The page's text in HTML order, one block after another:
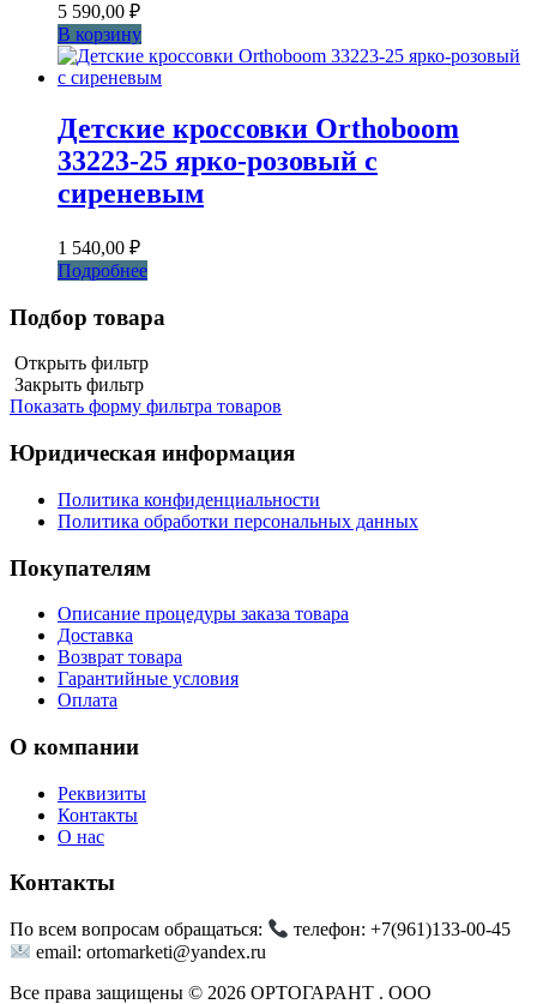
5 590,00 ₽
В корзину
Детские кроссовки Orthoboom
33223-25 ярко-розовый с
сиреневым
1 540,00 ₽
Подробнее
Подбор товара
Открыть фильтр
Закрыть фильтр
Показать форму фильтра товаров
Юридическая информация
Политика конфиденциальности
Политика обработки персональных данных
Покупателям
Описание процедуры заказа товара
Доставка
Возврат товара
Гарантийные условия
Оплата
О компании
Реквизиты
Контакты
О нас
Контакты
По всем вопросам обращаться:
телефон: +7(961)133-00-45
email: ortomarketi@yandex.ru
Все права защищены © 2026 ОРТОГАРАНТ . ООО